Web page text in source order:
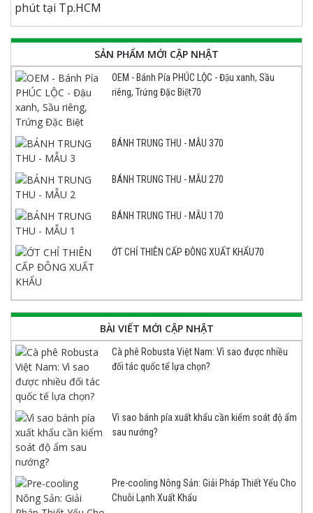
SẢN PHẨM MỚI CẬP NHẬT
OEM - Bánh Pía PHÚC LỘC - Đậu xanh, Sầu
riêng, Trứng Đặc Biệt70
BÁNH TRUNG THU - MẪU 370
BÁNH TRUNG THU - MẪU 270
BÁNH TRUNG THU - MẪU 170
ỚT CHỈ THIÊN CẤP ĐÔNG XUẤT KHẨU70
BÀI VIẾT MỚI CẬP NHẬT
Cà phê Robusta Việt Nam: Vì sao được nhiều
đối tác quốc tế lựa chọn?
Vì sao bánh pía xuất khẩu cần kiểm soát độ ẩm
sau nướng?
Pre-cooling Nông Sản: Giải Pháp Thiết Yếu Cho
Chuỗi Lạnh Xuất Khẩu